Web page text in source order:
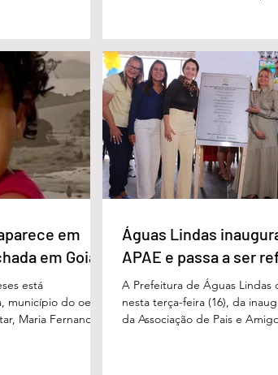
37% das intenções
Marconi
estão Wilder
Bueno (PT), com
um papel fundamental na
gerações. Durante o evento,
de Educação, Denildson
fórum nasceu do desejo de
educadores muito mais do
em
em Goiás
está
município do oeste
Maria Fernanda
Águas Lindas
APAE e passa a ser
A Prefeitura de Águas Lindas
nesta terça-feira (16), da
da Associação de Pais e